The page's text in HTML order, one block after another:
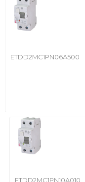
ETDD2MC1PN06A500
ETDD2MC1PN10A010